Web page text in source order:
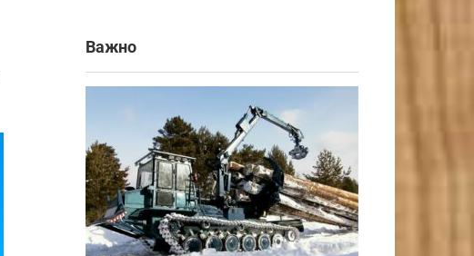
Важно